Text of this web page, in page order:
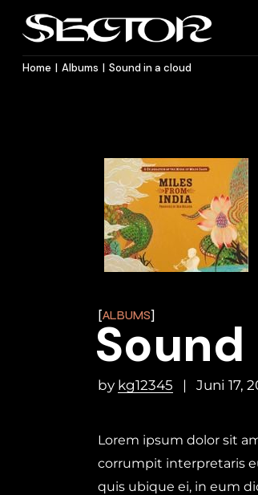
Home Albums Sound in a cloud
ALBUMS
by kg12345 Juni 17,
Lorem ipsum dolor sit
corrumpit interpretaris
quis ubique ei, in eum